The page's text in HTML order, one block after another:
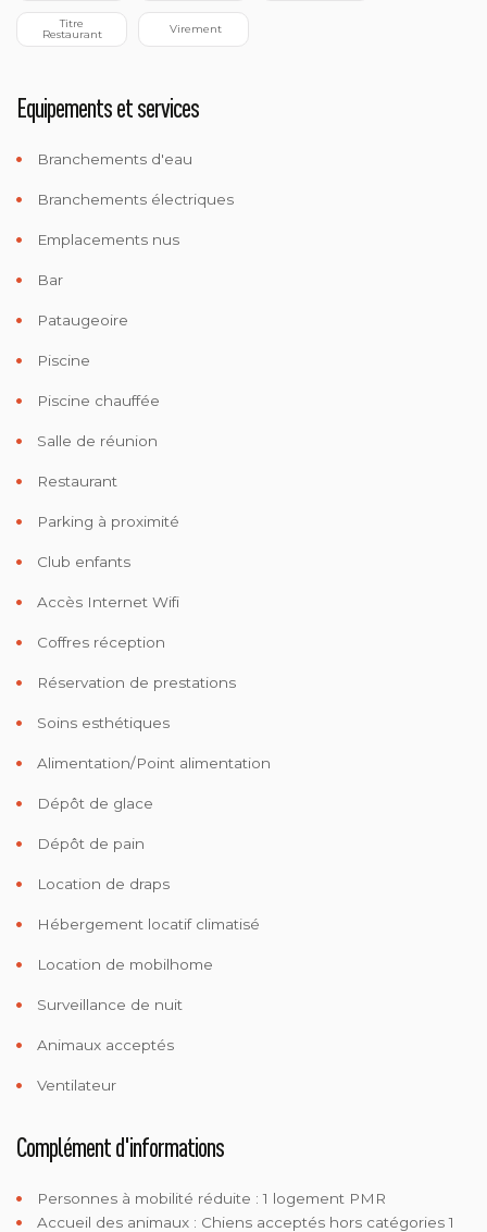
Titre
Restaurant Virement
Equipements et services
Branchements d'eau
Branchements électriques
Emplacements nus
Bar
Pataugeoire
Piscine
Piscine chauffée
Salle de réunion
Restaurant
Parking à proximité
Club enfants
Accès Internet Wifi
Coffres réception
Réservation de prestations
Soins esthétiques
Alimentation/Point alimentation
Dépôt de glace
Dépôt de pain
Location de draps
Hébergement locatif climatisé
Location de mobilhome
Surveillance de nuit
Animaux acceptés
Ventilateur
Complément d'informations
Personnes à mobilité réduite :1 logement PMR
Accueil des animaux : Chiens acceptés hors catégories 1